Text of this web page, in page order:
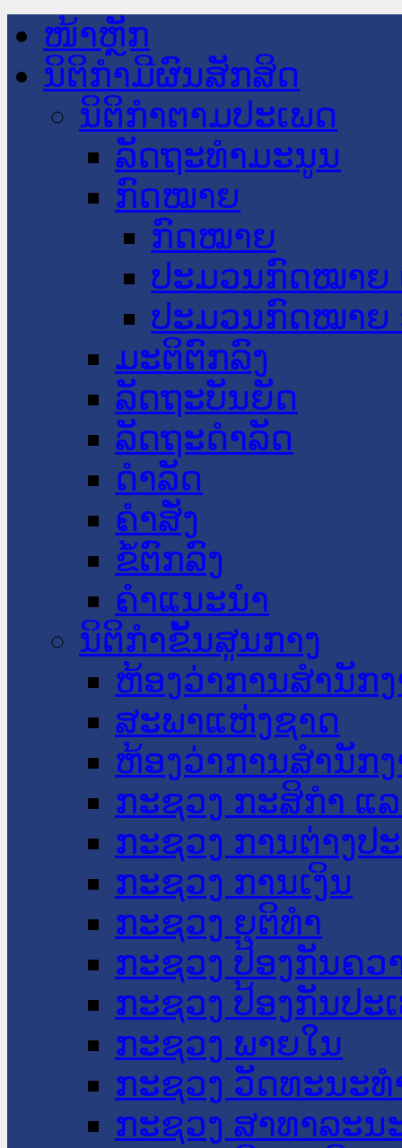
ໜ້າຫຼັກ
ນິຕິກໍາມີຜົນສັກສິດ
ນິຕິກໍາຕາມປະເພດ
ລັດຖະທໍາມະນູນ
ກົດໝາຍ
ກົດໝາຍ
ປະມວນກົດໝາຍ
ປະມວນກົດໝາຍ
ມະຕິຕົກລົງ
ລັດຖະບັນຍັດ
ລັດຖະດໍາລັດ
ດໍາລັດ
ຄໍາສັ່ງ
ຂໍ້ຕົກລົງ
ຄໍາແນະນໍາ
ນິຕິກໍາຂັ້ນສູນກາງ
ຫ້ອງວ່າການສໍານັກ
ສະພາແຫ່ງຊາດ
ຫ້ອງວ່າການສຳນັກ
ກະຊວງ ກະສິກຳ ແ
ກະຊວງ ການຕ່າງປ
ກະຊວງ ການເງິນ
ກະຊວງ ຍຸຕິທໍາ
ກະຊວງ ປ້ອງກັນຄວ
ກະຊວງ ປ້ອງກັນປະ
ກະຊວງ ພາຍໃນ
ກະຊວງ ວັດທະນະ
ກະຊວງ ສາທາລະນ